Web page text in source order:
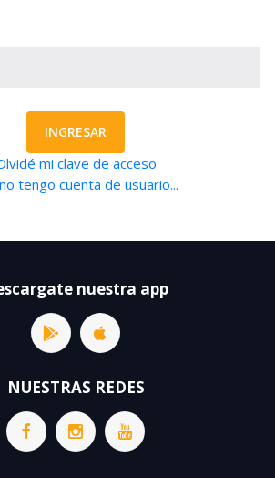
INGRESAR
mi clave de acceso
tengo cuenta de usuario...
nuestra app
NUESTRAS REDES